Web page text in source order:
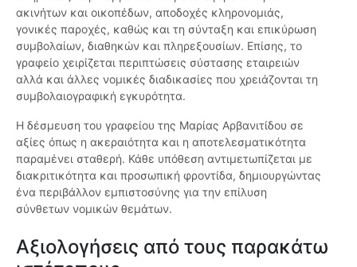
ακινήτων και οικοπέδων, αποδοχές κληρονομιάς,
γονικές παροχές, καθώς και τη σύνταξη και επικύρωση
συμβολαίων, διαθηκών και πληρεξουσίων. Επίσης, το
γραφείο χειρίζεται περιπτώσεις σύστασης εταιρειών
αλλά και άλλες νομικές διαδικασίες που χρειάζονται τη
συμβολαιογραφική εγκυρότητα.
Η δέσμευση του γραφείου της Μαρίας Αρβανιτίδου σε
αξίες όπως η ακεραιότητα και η αποτελεσματικότητα
παραμένει σταθερή. Κάθε υπόθεση αντιμετωπίζεται με
διακριτικότητα και προσωπική φροντίδα, δημιουργώντας
ένα περιβάλλον εμπιστοσύνης για την επίλυση
σύνθετων νομικών θεμάτων.
Αξιολογήσεις από τους παρακάτω